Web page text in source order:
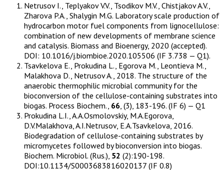
Netrusov I., Teplyakov V.V., Tsodikov M.V., Chistjakov A.V.,
Zharova P.A., Shalygin M.G. Laboratory scale production of
hydrocarbon motor fuel components from lignocellulose:
combination of new developments of membrane science
and catalysis. Biomass and Bioenergy, 2020 (accepted).
DOI: 10.1016/j.biombioe.2020.105506 (IF 3.738 — Q1).
Tsavkelova E., Prokudina L., Egorova M., Leontieva M.,
Malakhova D., Netrusov A., 2018. The structure of the
anaerobic thermophilic microbial community for the
bioconversion of the cellulose-containing substrates into
biogas. Process Biochem., 66, (3), 183-196. (IF 6) — Q1
Prokudina L.I., A.A.Osmolovskiy, M.A.Egorova,
D.V.Malakhova, A.I.Netrusov, E.A.Tsavkelova, 2016.
Biodegradation of cellulose-containing substrates by
micromycetes followed by bioconversion into biogas.
Biochem. Microbiol. (Rus.), 52 (2):190-198.
DOI:10.1134/S0003683816020137 (IF 0.8)